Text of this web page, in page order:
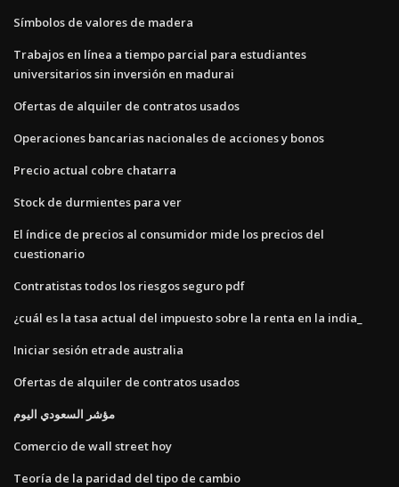
Símbolos de valores de madera
Trabajos en línea a tiempo parcial para estudiantes
universitarios sin inversión en madurai
Ofertas de alquiler de contratos usados
Operaciones bancarias nacionales de acciones y bonos
Precio actual cobre chatarra
Stock de durmientes para ver
El índice de precios al consumidor mide los precios del
cuestionario
Contratistas todos los riesgos seguro pdf
¿cuál es la tasa actual del impuesto sobre la renta en la india_
Iniciar sesión etrade australia
Ofertas de alquiler de contratos usados
مؤشر السعودي اليوم
Comercio de wall street hoy
Teoría de la paridad del tipo de cambio